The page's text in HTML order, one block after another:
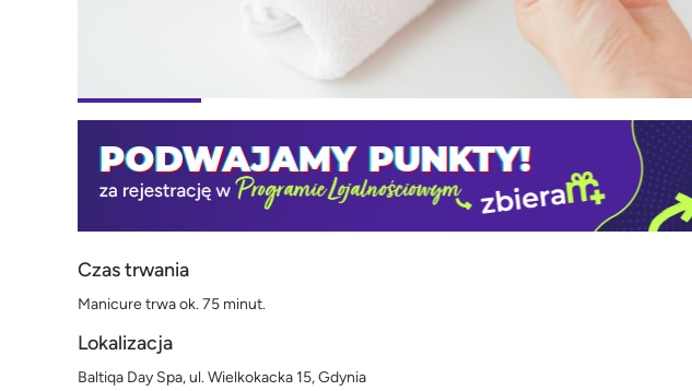
Czas trwania
Manicure trwa ok. 75 minut.
Lokalizacja
Baltiqa Day Spa, ul. Wielkokacka 15, Gdynia